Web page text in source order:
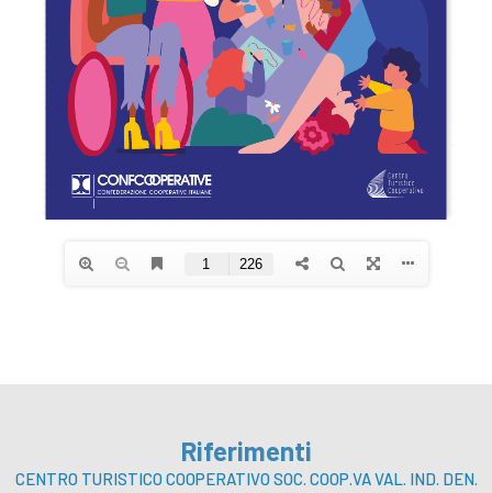
Riferimenti
CENTRO TURISTICO COOPERATIVO SOC. COOP.VA VAL. IND. DEN.